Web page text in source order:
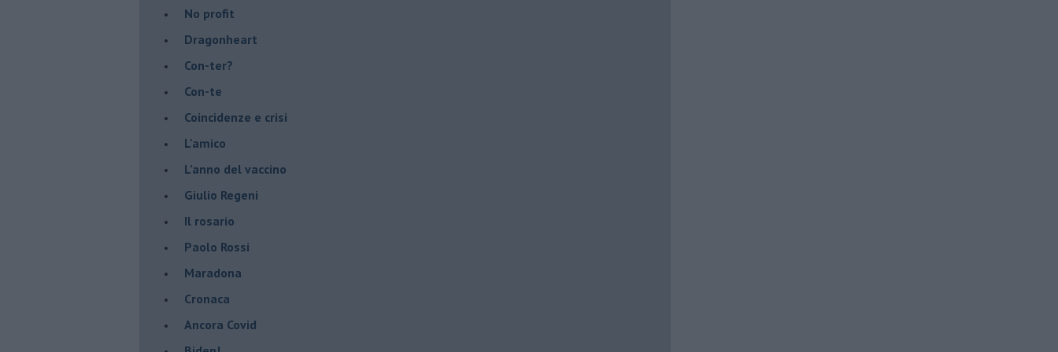
No profit
Dragonheart
Con-ter?
​Con-te
Coincidenze e crisi
L'amico
​L’anno del vaccino
Giulio Regeni
​Il rosario
Paolo Rossi
Maradona
Cronaca
​Ancora Covid